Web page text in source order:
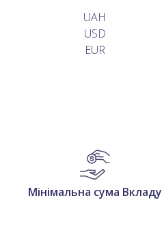
UAH
USD
EUR
Мінімальна сума Вкладу